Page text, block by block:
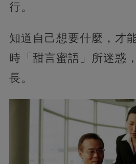
行。
知道自己想要什麼，才
時「甜言蜜語」所迷惑
長。